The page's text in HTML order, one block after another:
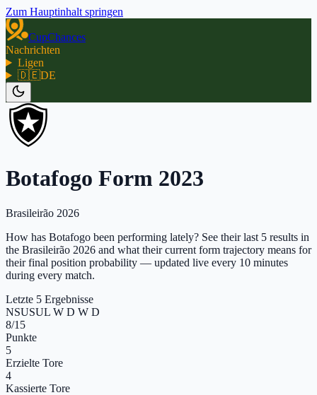
Zum Hauptinhalt springen
CupChances
Nachrichten
Ligen
🇩🇪DE
Botafogo Form 2023
Brasileirão 2026
How has Botafogo been performing lately? See their last 5 results in
the Brasileirão 2026 and what their current form trajectory means for
their final position probability — updated live every 10 minutes
during every match.
Letzte 5 Ergebnisse
NSUSUL W D W D
8/15
Punkte
5
Erzielte Tore
4
Kassierte Tore